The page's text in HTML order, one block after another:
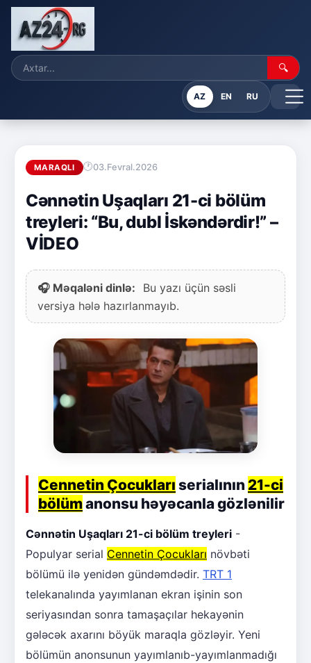
🔍
AZ EN RU
MARAQLI 03.Fevral.2026
Cənnətin Uşaqları 21-ci bölüm
treyleri: “Bu, dubl İskəndərdir!” –
VİDEO
🎧 Məqaləni dinlə:
Bu yazı üçün səsli
versiya hələ hazırlanmayıb.
Cennetin Çocukları serialının 21-ci
bölümanonsu həyəcanla gözlənilir
Cənnətin Uşaqları 21-ci bölüm treyleri -
Populyar serial Cennetin Çocukları növbəti
bölümü ilə yenidən gündəmdədir. TRT 1
telekanalında yayımlanan ekran işinin son
seriyasından sonra tamaşaçılar hekayənin
gələcək axarını böyük maraqla gözləyir. Yeni
bölümün anonsunun yayımlanıb-yayımlanmadığı